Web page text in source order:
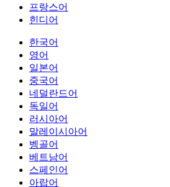
프랑스어
힌디어
한국어
영어
일본어
중국어
네덜란드어
독일어
러시아어
말레이시아어
벵골어
베트남어
스페인어
아랍어